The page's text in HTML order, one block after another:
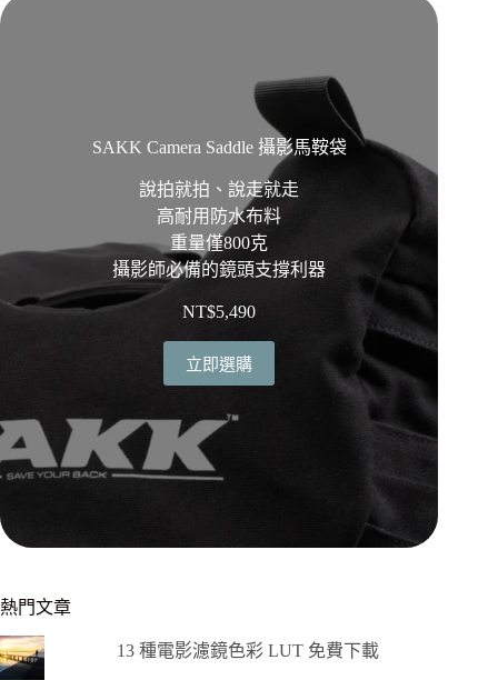
SAKK Camera Saddle 攝影馬鞍袋
說拍就拍、說走就走
高耐用防水布料
重量僅800克
攝影師必備的鏡頭支撐利器
NT$5,490
立即選購
熱門文章
13 種電影濾鏡色彩 LUT 免費下載